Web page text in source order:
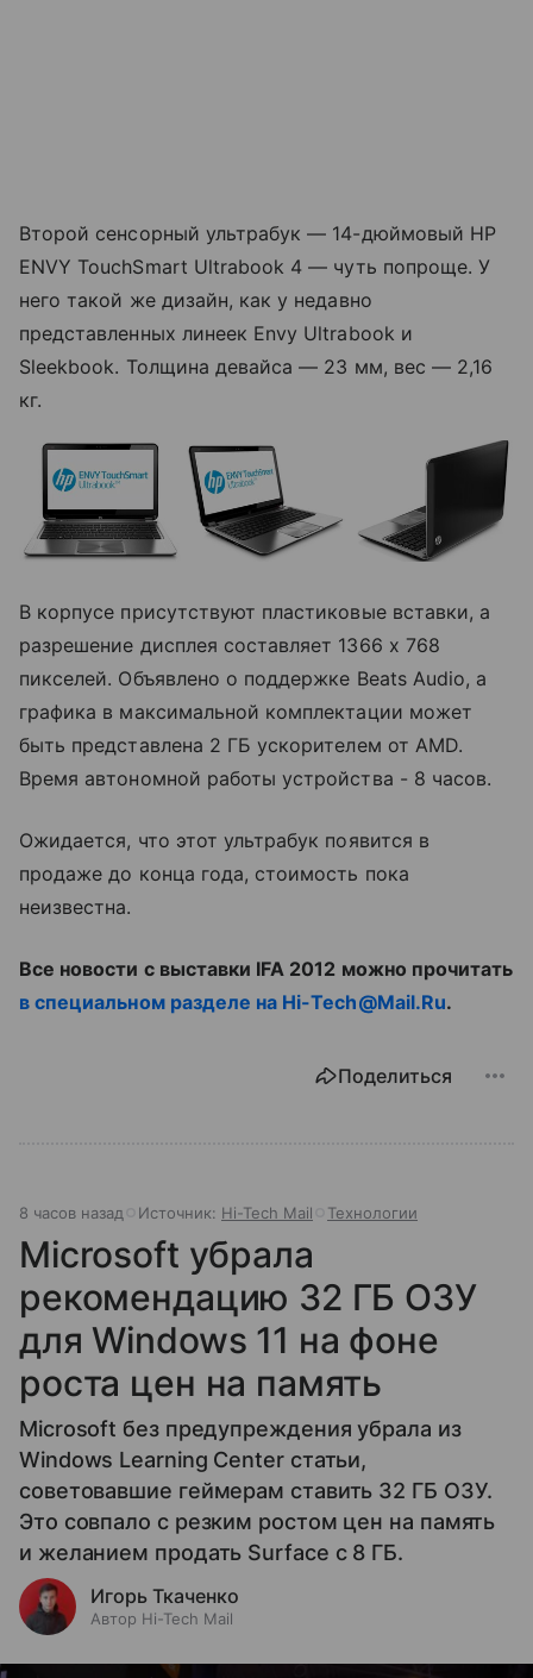
Второй сенсорный ультрабук — 14-дюймовый HP
ENVY TouchSmart Ultrabook 4 — чуть попроще. У
него такой же дизайн, как у недавно
представленных линеек Envy Ultrabook и
Sleekbook. Толщина девайса — 23 мм, вес — 2,16
кг.
В корпусе присутствуют пластиковые вставки, а
разрешение дисплея составляет 1366 x 768
пикселей. Объявлено о поддержке Beats Audio, а
графика в максимальной комплектации может
быть представлена 2 ГБ ускорителем от AMD.
Время автономной работы устройства - 8 часов.
Ожидается, что этот ультрабук появится в
продаже до конца года, стоимость пока
неизвестна.
Все новости с выставки IFA 2012 можно прочитать
в специальном разделе на Hi-Tech@Mail.Ru.
Поделиться
8 часов назад Источник: Hi-Tech Mail Технологии
Microsoft убрала
рекомендацию 32 ГБ ОЗУ
для Windows 11 на фоне
роста цен на память
Microsoft без предупреждения убрала из
Windows Learning Center статьи,
советовавшие геймерам ставить 32 ГБ ОЗУ.
Это совпало с резким ростом цен на память
и желанием продать Surface с 8 ГБ.
Игорь Ткаченко
Автор Hi-Tech Mail